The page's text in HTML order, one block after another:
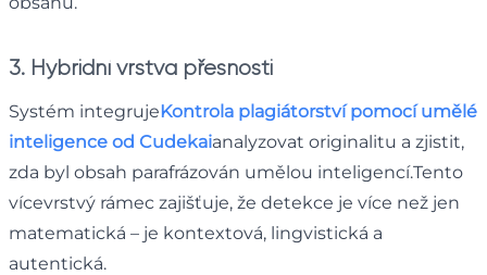
3. Hybridní vrstva přesnosti
Systém integrujeKontrola plagiátorství pomocí umělé
inteligence od Cudekaianalyzovat originalitu a zjistit,
zda byl obsah parafrázován umělou inteligencí.Tento
vícevrstvý rámec zajišťuje, že detekce je více než jen
matematická – je kontextová, lingvistická a
autentická.